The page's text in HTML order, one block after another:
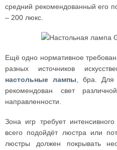
средний рекомендованный его
– 200 люкс.
Ещё одно нормативное
разных источников
настольные лампы , бра. Для
рекомендован свет
направленности.
Зона игр требует
всего подойдёт люстра или
люстры должен покрывать